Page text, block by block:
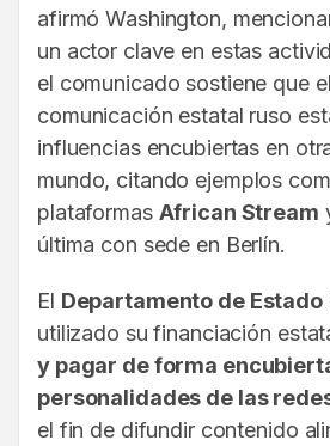
afirmó Washington,
un actor clave en estas
el comunicado sostiene que
comunicación estatal ruso
influencias encubiertas en
mundo, citando ejemplos
plataformas African Stream
última con sede en Berlín.
El Departamento de Estado
utilizado su financiación
y pagar de forma
personalidades de las
el fin de difundir contenido